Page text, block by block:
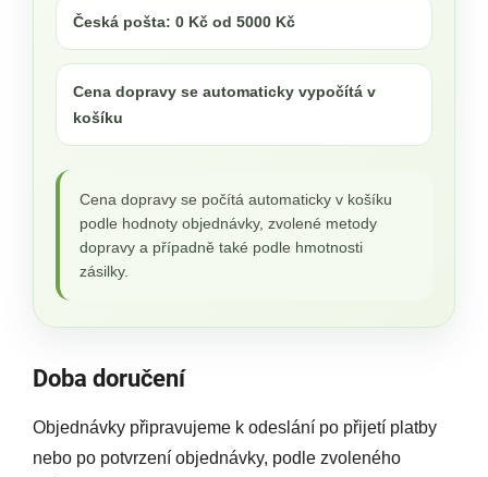
Česká pošta: 0 Kč od 5000 Kč
Cena dopravy se automaticky vypočítá v
košíku
Cena dopravy se počítá automaticky v košíku
podle hodnoty objednávky, zvolené metody
dopravy a případně také podle hmotnosti
zásilky.
Doba doručení
Objednávky připravujeme k odeslání po přijetí platby
nebo po potvrzení objednávky, podle zvoleného